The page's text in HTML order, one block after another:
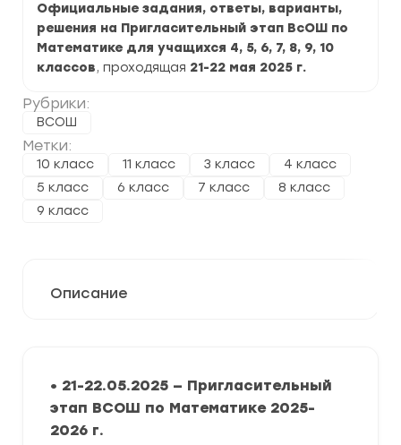
Официальные задания, ответы, варианты,
решения на Пригласительный этап ВсОШ по
Математике для учащихся 4, 5, 6, 7, 8, 9, 10
классов, проходящая 21-22 мая 2025 г.
Рубрики:
ВСОШ
Метки:
10 класс 11 класс 3 класс
4 класс
5 класс
6 класс 7 класс
8 класс
9 класс
Математике
2025-
2026
г.
задания
Описание
• 21-22.05.2025 — Пригласительный
этап ВСОШ по Математике 2025-
2026 г.